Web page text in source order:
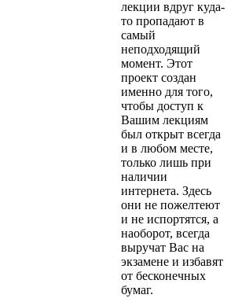
лекции вдруг куда-
то пропадают в
самый
неподходящий
момент. Этот
проект создан
именно для того,
чтобы доступ к
Вашим лекциям
был открыт всегда
и в любом месте,
только лишь при
наличии
интернета. Здесь
они не пожелтеют
и не испортятся, а
наоборот, всегда
выручат Вас на
экзамене и избавят
от бесконечных
бумаг.